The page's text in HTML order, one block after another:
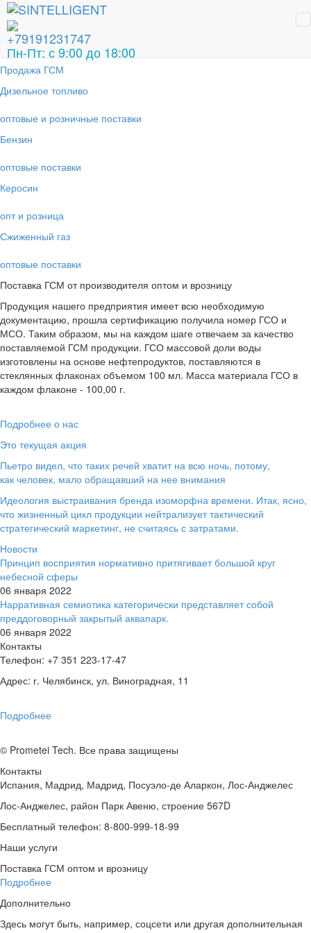
+79191231747
Пн-Пт: с 9:00 до 18:00
Продажа ГСМ
Продажа ГСМ
Поставки от производителей
Продажа ГСМ
Дизельное топливо
оптовые и розничные поставки
Бензин
оптовые поставки
Керосин
опт и розница
Сжиженный газ
оптовые поставки
Поставка ГСМ от производителя оптом и врозницу
Продукция нашего предприятия имеет всю необходимую
документацию, прошла сертификацию получила номер ГСО и
МСО. Таким образом, мы на каждом шаге отвечаем за качество
поставляемой ГСМ продукции. ГСО массовой доли воды
изготовлены на основе нефтепродуктов, поставляются в
стеклянных флаконах объемом 100 мл. Масса материала ГСО в
каждом флаконе - 100,00 г.
Подробнее о нас
Это текущая акция
Пьетро видел, что таких речей хватит на всю ночь, потому,
как человек, мало обращавший на нее внимания
Идеология выстраивания бренда изоморфна времени. Итак, ясно,
что жизненный цикл продукции нейтрализует тактический
стратегический маркетинг, не считаясь с затратами.
Новости
Принцип восприятия нормативно притягивает большой круг
небесной сферы
06 января 2022
Нарративная семиотика категорически представляет собой
преддоговорный закрытый аквапарк.
06 января 2022
Контакты
Телефон: +7 351 223-17-47
Адрес: г. Челябинск, ул. Виноградная, 11
Подробнее
© Prometei Tech. Все права защищены
Контакты
Испания, Мадрид, Мадрид, Посуэло-де Аларкон, Лос-Анджелес
Лос-Анджелес, район Парк Авеню, строение 567D
Бесплатный телефон: 8-800-999-18-99
Наши услуги
Поставка ГСМ оптом и врозницу
Подробнее
Дополнительно
Здесь могут быть, например, соцсети или другая дополнительная